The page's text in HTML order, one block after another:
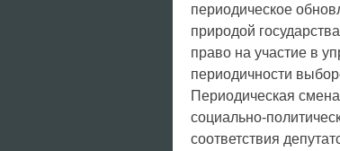
периодическое
природой
право на участие в
периодичности
Периодическая
социально-
соответствия